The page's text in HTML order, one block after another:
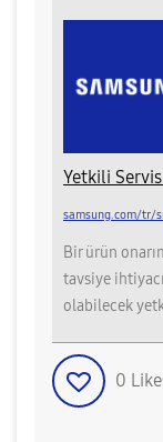
Yetkili
samsung.com/tr/
Bir ürün
tavsiye
olabilecek
0